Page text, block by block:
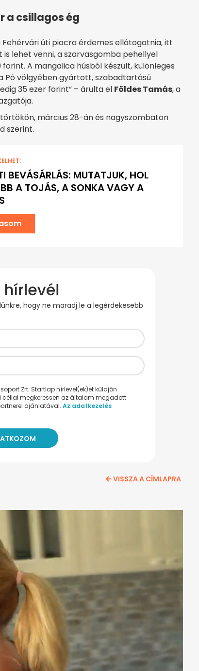
a csillagos ég
úti piacra érdemes ellátogatnia, itt
lehet venni, a szarvasgomba pehellyel
A mangalica húsból készült, különleges
Pó völgyében gyártott, szabadtartású
35 ezer forint” – árulta el Földes Tamás, a
március 28-án és nagyszombaton
szerint.
BEVÁSÁRLÁS: MUTATJUK, HOL
A TOJÁS, A SONKA VAGY A
hogy ne maradj le a legérdekesebb
Zrt. Startlap hírlevel(ek)et küldjön
céllal megkeressen az általam megadott
ajánlatával. Az adatkezelés
VISSZA A CÍMLAPRA